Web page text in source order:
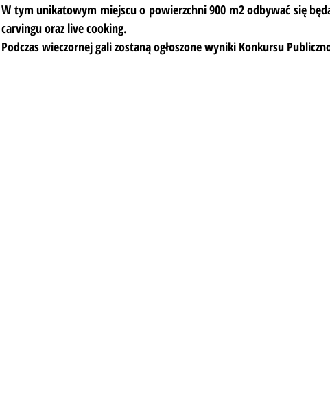
W tym unikatowym miejscu o powierzchni 900 m2 odbywać się
carvingu oraz live cooking.
Podczas wieczornej gali zostaną ogłoszone wyniki Konkursu